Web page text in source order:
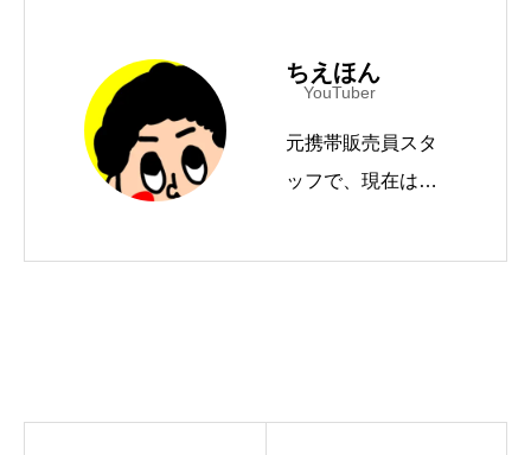
ちえほん
YouTuber
元携帯販売員スタ
ッフで、現在はYo
ドットコムTV」
名古屋駅からアクセス良好、300種類以上の製品を体
験可能